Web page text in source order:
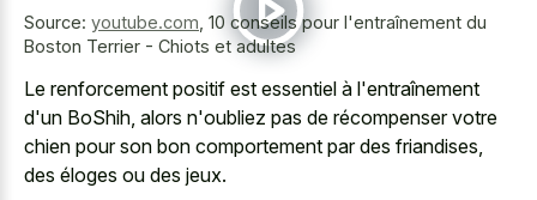
Source: youtube.com 10 conseils pour l'entraînement du
Boston Terrier - Chiots et adultes
Le renforcement positif est essentiel à l'entraînement
d'un BoShih, alors n'oubliez pas de récompenser votre
chien pour son bon comportement par des friandises,
des éloges ou des jeux.